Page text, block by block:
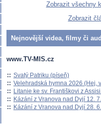
Zobrazit všechny
Zobrazit
Nejnovější videa, filmy či
www.TV-MIS.cz
:: Svatý Patriku (píseň)
:: Velehradská hymna 2026 (Hej,
:: Litanie ke sv. Františkovi z
:: Kázání z Vranova nad Dyjí 12.
:: Kázání z Vranova nad Dyjí 28.